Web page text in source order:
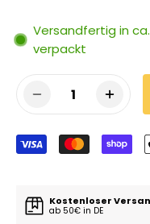
Versandfertig in ca.
verpackt
1
Kostenloser
ab 50€ in DE